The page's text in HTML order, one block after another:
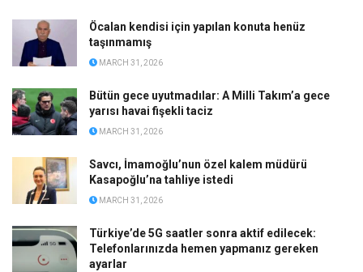
Öcalan kendisi için yapılan konuta henüz
taşınmamış
MARCH 31, 2026
Bütün gece uyutmadılar: A Milli Takım’a gece
yarısı havai fişekli taciz
MARCH 31, 2026
Savcı, İmamoğlu’nun özel kalem müdürü
Kasapoğlu’na tahliye istedi
MARCH 31, 2026
Türkiye’de 5G saatler sonra aktif edilecek:
Telefonlarınızda hemen yapmanız gereken
ayarlar